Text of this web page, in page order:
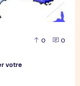
0 0
votre